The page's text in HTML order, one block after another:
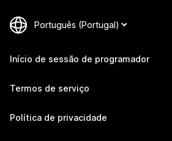
Início de sessão de programador
Termos de serviço
Política de privacidade